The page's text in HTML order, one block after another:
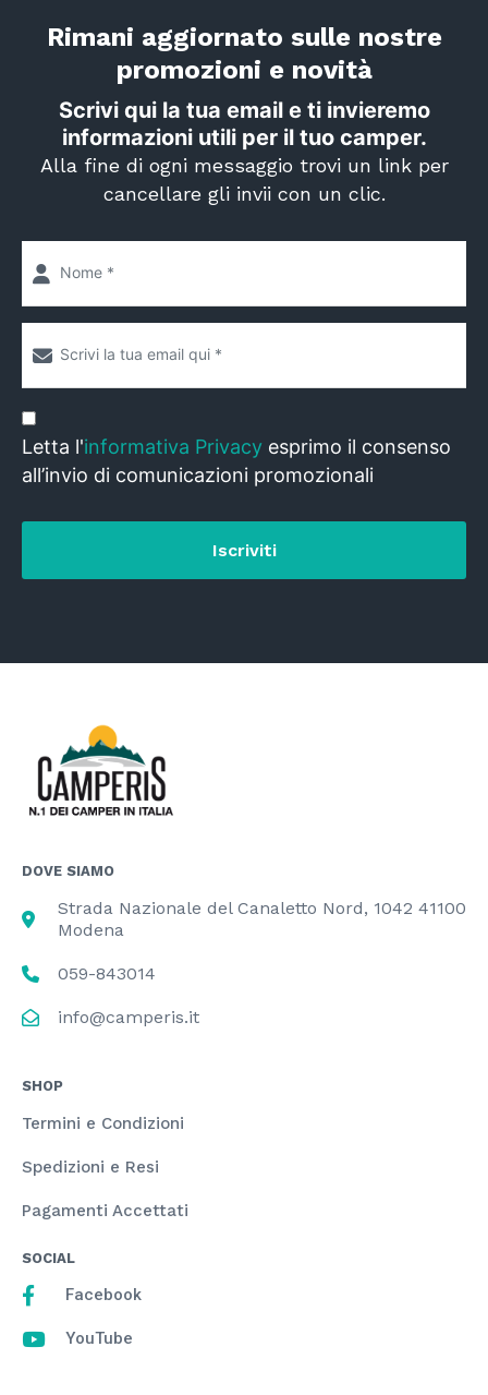
Rimani aggiornato sulle nostre
promozioni e novità
Scrivi qui la tua email e ti invieremo
informazioni utili per il tuo camper.
Alla fine di ogni messaggio trovi un link per
cancellare gli invii con un clic.
Letta l'informativa Privacy esprimo il consenso
all’invio di comunicazioni promozionali
Iscriviti
DOVE SIAMO
Strada Nazionale del Canaletto Nord, 1042 41100
Modena
059-843014
info@camperis.it
SHOP
Termini e Condizioni
Spedizioni e Resi
Pagamenti Accettati
SOCIAL
Facebook
YouTube